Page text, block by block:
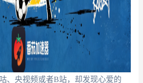
、央视频或者B站，却发现心爱的